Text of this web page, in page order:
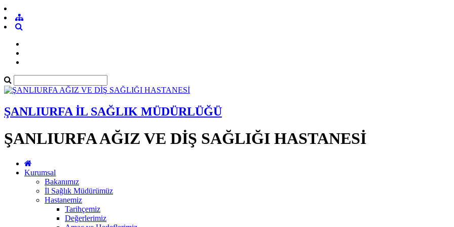
ŞANLIURFA İL SAĞLIK MÜDÜRLÜĞÜ
ŞANLIURFA AĞIZ VE DİŞ SAĞLIĞI HASTANESİ
Kurumsal
Bakanımız
İl Sağlık Müdürümüz
Hastanemiz
Tarihçemiz
Değerlerimiz